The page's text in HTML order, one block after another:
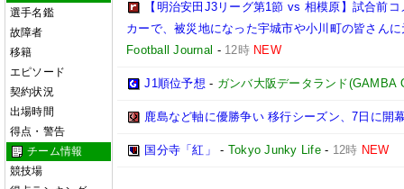
選手名鑑
故障者
移籍
エピソード
契約状況
出場時間
得点・警告
チーム情報
競技場
【明治安田J3リーグ第1節 vs 相模原】試合前
カーで、被災地になった宇城市や小川町の皆さん
Football Journal - 12時 NEW
J1順位予想 - ガンバ大阪データランド(GAMBA
鹿島など軸に優勝争い 移行シーズン、7日に開
国分寺「紅」 - Tokyo Junky Life- 12時 NEW